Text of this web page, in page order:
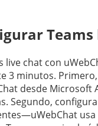
live chat con
3 minutos.
desde Microsoft
Segundo,